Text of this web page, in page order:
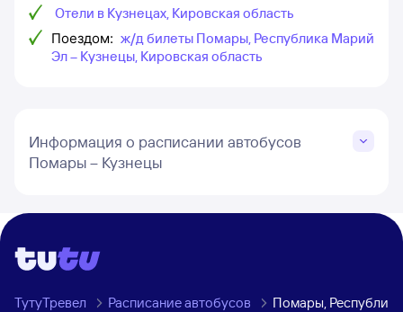
Отели в Кузнецах, Кировская область
Поездом: ж/д билеты Помары, Республика Марий
Эл – Кузнецы, Кировская область
Информация о расписании автобусов
Помары – Кузнецы
ТутуТревел Расписание автобусов Помары,